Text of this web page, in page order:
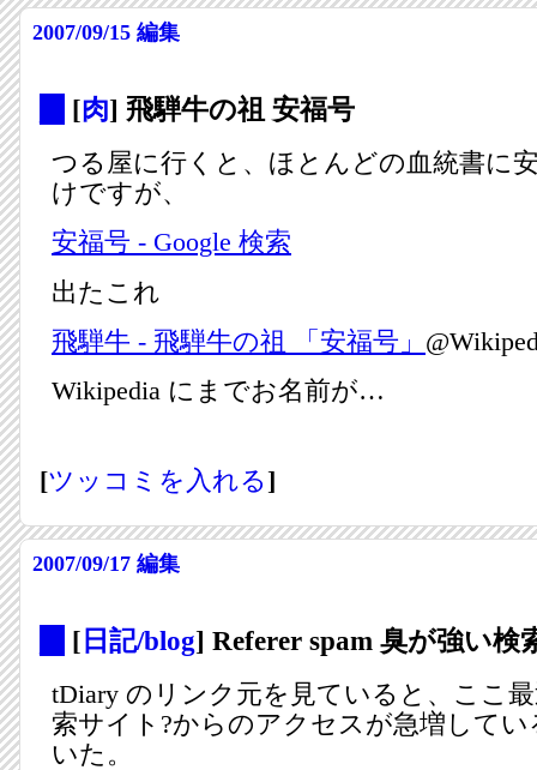
2007/09/15 編集
[肉] 飛騨牛の祖 安福号
つる屋に行くと、ほとんどの血統書に
けですが、
安福号 - Google 検索
出たこれ
飛騨牛 - 飛騨牛の祖 「安福号」
Wikipedia にまでお名前が…
[ツッコミを入れる]
2007/09/17 編集
[ 日記/blog] Referer spam 臭が強い検
tDiary のリンク元を見ていると、ここ
索サイト?からのアクセスが急増して
いた。